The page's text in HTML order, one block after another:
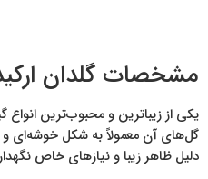
مشخصات گلدان
یکی از زیباترین و محبوب‌ترین
گل‌های آن معمولاً به شکل خوشه‌ای و
دلیل ظاهر زیبا و نیازهای خاص